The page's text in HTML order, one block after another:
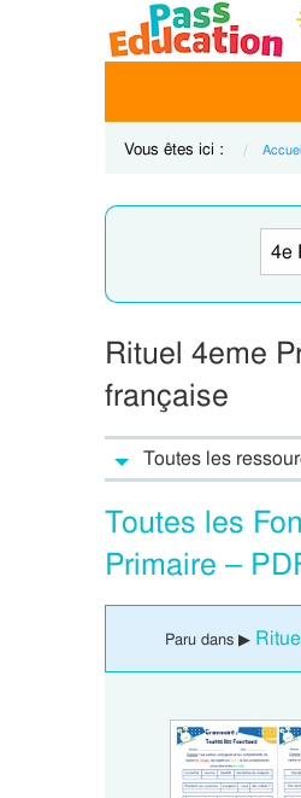
Vous êtes ici :
Rituel 4eme
française
Toutes les
Toutes les
Primaire –
Paru dans ▶